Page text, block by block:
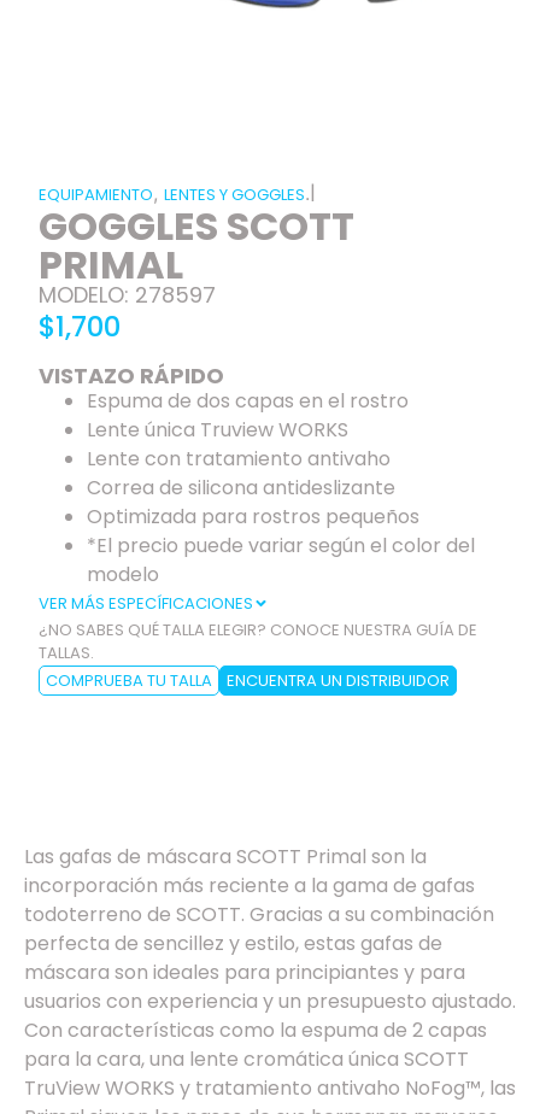
EQUIPAMIENTO, LENTES Y GOGGLES.|
GOGGLES SCOTT
PRIMAL
MODELO: 278597
$1,700
VISTAZO RÁPIDO
Espuma de dos capas en el rostro
Lente única Truview WORKS
Lente con tratamiento antivaho
Correa de silicona antideslizante
Optimizada para rostros pequeños
*El precio puede variar según el color del
modelo
VER MÁS ESPECÍFICACIONES
¿NO SABES QUÉ TALLA ELEGIR? CONOCE NUESTRA GUÍA DE
TALLAS.
COMPRUEBA TU TALLA
ENCUENTRA UN DISTRIBUIDOR
Las gafas de máscara SCOTT Primal son la
incorporación más reciente a la gama de gafas
todoterreno de SCOTT. Gracias a su combinación
perfecta de sencillez y estilo, estas gafas de
máscara son ideales para principiantes y para
usuarios con experiencia y un presupuesto ajustado.
Con características como la espuma de 2 capas
para la cara, una lente cromática única SCOTT
TruView WORKS y tratamiento antivaho NoFog™, las